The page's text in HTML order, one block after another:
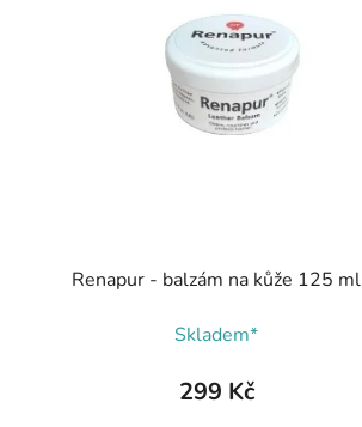
Renapur - balzám na kůže 125 ml
Skladem*
299 Kč